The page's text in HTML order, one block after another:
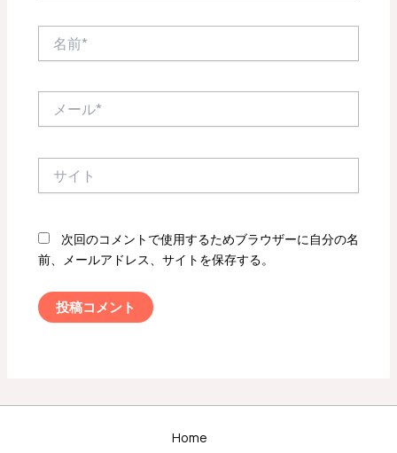
次回のコメントで使用するためブラウザーに自分の名
前、メールアドレス、サイトを保存する。
Home